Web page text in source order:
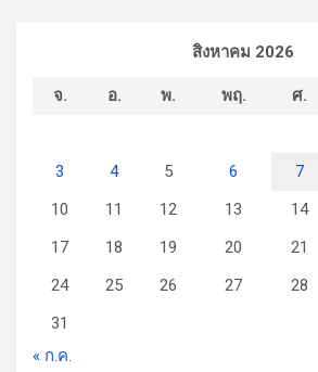
สิงหาคม 2026
จ. อ. พ. พฤ. ศ.
3
4 5 6 7
10
11 12 13 14
17
18 19 20 21
24
25 26 27 28
31
« ก.ค.